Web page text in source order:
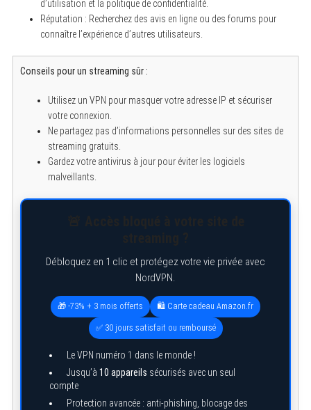
d’utilisation et la politique de confidentialité.
Réputation : Recherchez des avis en ligne ou des forums pour
connaître l’expérience d’autres utilisateurs.
Conseils pour un streaming sûr :
Utilisez un VPN pour masquer votre adresse IP et sécuriser
votre connexion.
Ne partagez pas d’informations personnelles sur des sites de
streaming gratuits.
Gardez votre antivirus à jour pour éviter les logiciels
malveillants.
Débloquez en 1 clic et protégez votre vie privée avec
NordVPN.
🎁 -73% + 3 mois offerts 🛍️ Carte cadeau Amazon.fr
✅ 30 jours satisfait ou remboursé
Le VPN numéro 1 dans le monde !
Jusqu’à 10 appareils sécurisés avec un seul
compte
Protection avancée : anti-phishing, blocage des
S
e
r
o